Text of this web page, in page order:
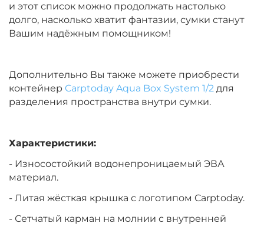
и этот список можно продолжать настолько
долго, насколько хватит фантазии, сумки станут
Вашим надёжным помощником!
Дополнительно Вы также можете приобрести
контейнер Carptoday Aqua Box System 1/2 для
разделения пространства внутри сумки.
Характеристики:
- Износостойкий водонепроницаемый ЭВА
материал.
- Литая жёсткая крышка с логотипом Carptoday.
- Сетчатый карман на молнии с внутренней